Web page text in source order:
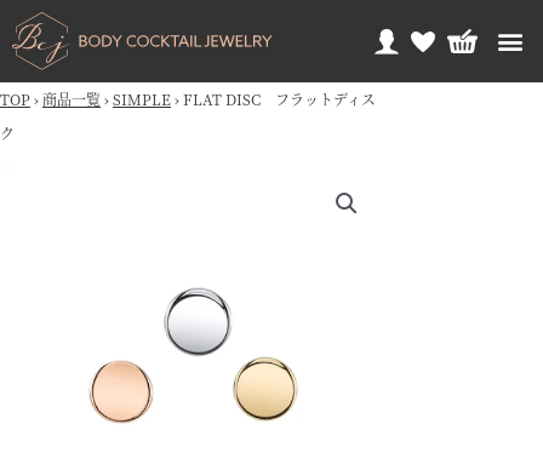
TOP›商品一覧 ›SIMPLE›FLAT DISC フラットディス
ク